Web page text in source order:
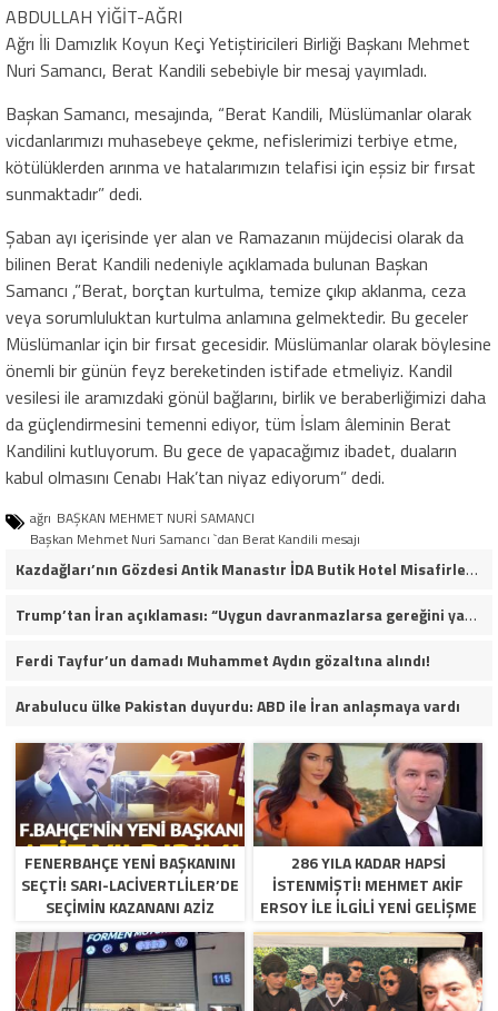
ABDULLAH YİĞİT-AĞRI
Ağrı İli Damızlık Koyun Keçi Yetiştiricileri Birliği Başkanı Mehmet
Nuri Samancı, Berat Kandili sebebiyle bir mesaj yayımladı.
Başkan Samancı, mesajında, “Berat Kandili, Müslümanlar olarak
vicdanlarımızı muhasebeye çekme, nefislerimizi terbiye etme,
kötülüklerden arınma ve hatalarımızın telafisi için eşsiz bir fırsat
sunmaktadır” dedi.
Şaban ayı içerisinde yer alan ve Ramazanın müjdecisi olarak da
bilinen Berat Kandili nedeniyle açıklamada bulunan Başkan
Samancı ,”Berat, borçtan kurtulma, temize çıkıp aklanma, ceza
veya sorumluluktan kurtulma anlamına gelmektedir. Bu geceler
Müslümanlar için bir fırsat gecesidir. Müslümanlar olarak böylesine
önemli bir günün feyz bereketinden istifade etmeliyiz. Kandil
vesilesi ile aramızdaki gönül bağlarını, birlik ve beraberliğimizi daha
da güçlendirmesini temenni ediyor, tüm İslam âleminin Berat
Kandilini kutluyorum. Bu gece de yapacağımız ibadet, duaların
kabul olmasını Cenabı Hak’tan niyaz ediyorum” dedi.
ağrı BAŞKAN MEHMET NURİ SAMANCI
Başkan Mehmet Nuri Samancı `dan Berat Kandili mesajı
Kazdağları’nın Gözdesi Antik Manastır İDA Butik Hotel Misafirlerinden Tam Not Alıyor
Trump’tan İran açıklaması: “Uygun davranmazlarsa gereğini yaparım”
Ferdi Tayfur’un damadı Muhammet Aydın gözaltına alındı!
Arabulucu ülke Pakistan duyurdu: ABD ile İran anlaşmaya vardı
FENERBAHÇE YENI BAŞKANINI
SEÇTI! SARI-LACIVERTLILER’DE
SEÇIMIN KAZANANI AZIZ
YILDIRIM OLDU
286 YILA KADAR HAPSI
ISTENMIŞTI! MEHMET AKIF
ERSOY ILE ILGILI YENI GELIŞME